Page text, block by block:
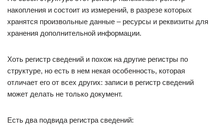
накопления и состоит из измерений, в разрезе которых
хранятся произвольные данные ‒ ресурсы и реквизиты для
хранения дополнительной информации.
Хоть регистр сведений и похож на другие регистры по
структуре, но есть в нем некая особенность, которая
отличает его от всех других: записи в регистр сведений
может делать не только документ.
Есть два подвида регистра сведений: